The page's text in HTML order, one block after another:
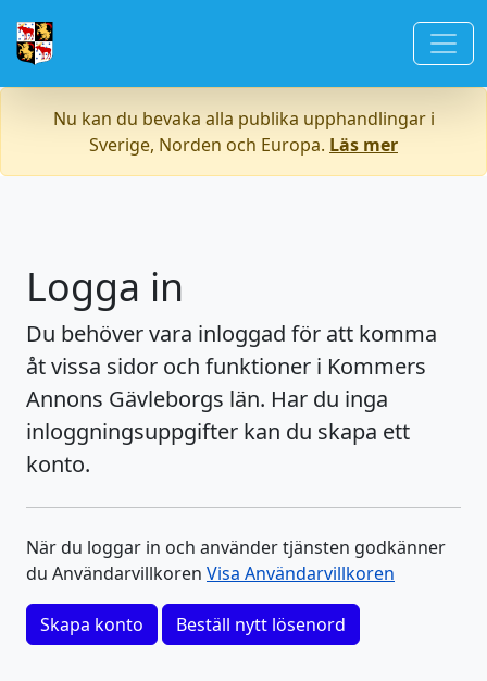
Nu kan du bevaka alla publika upphandlingar i
Sverige, Norden och Europa. Läs mer
Logga in
Du behöver vara inloggad för att komma
åt vissa sidor och funktioner i Kommers
Annons Gävleborgs län. Har du inga
inloggningsuppgifter kan du skapa ett
konto.
När du loggar in och använder tjänsten godkänner
du Användarvillkoren Visa Användarvillkoren
Skapa konto Beställ nytt lösenord